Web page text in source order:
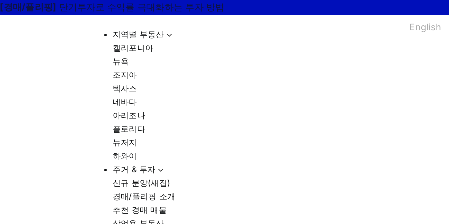
[경매/플리핑] 단기투자로 수익률 극대화하는 투자 방법
지역별 부동산
캘리포니아
뉴욕
조지아
텍사스
네바다
아리조나
플로리다
뉴저지
하와이
주거 & 투자
신규 분양(새집)
경매/플리핑 소개
추천 경매 매물
English